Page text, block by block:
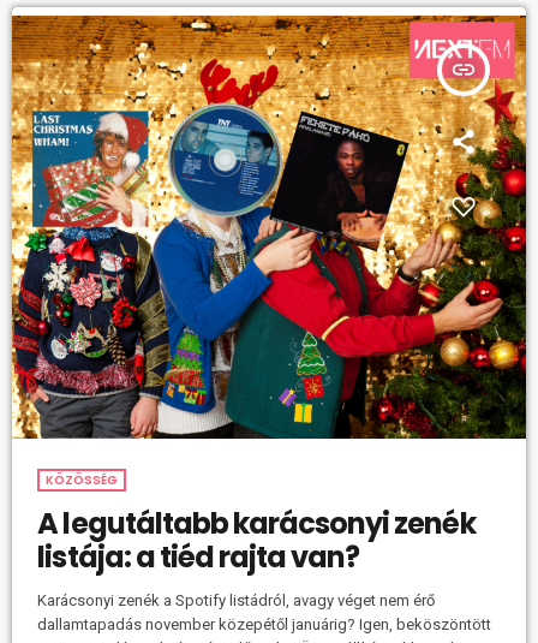
holnap-tudatosság szellemében tervezik meg, így az ünnepi
kopogtatók, […]
insert_link
KÖZÖSSÉG
A legutáltabb karácsonyi zenék
listája: a tiéd rajta van?
Karácsonyi zenék a Spotify listádról, avagy véget nem érő
dallamtapadás november közepétől januárig? Igen, beköszöntött